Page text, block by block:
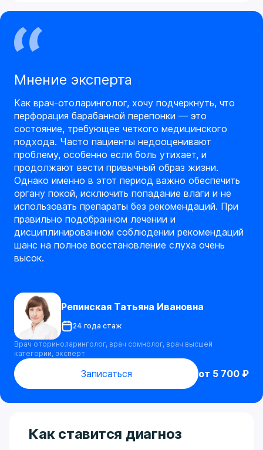
Мнение эксперта
Как врач-отоларинголог, хочу подчеркнуть, что
перфорация барабанной перепонки — это
состояние, требующее четкого медицинского
подхода. Часто пациенты недооценивают
проблему, особенно если боль утихает, и
продолжают вести привычный образ жизни.
Однако именно в этот период важно обеспечить
органу покой, исключить попадание влаги и не
использовать препараты без рекомендаций. При
правильно подобранном лечении и
дисциплинированном соблюдении рекомендаций
шанс на полное восстановление слуха очень
высок.
Репинская Татьяна Ивановна
24 года стаж
Врач оториноларинголог, врач сомнолог, врач высшей
категории, эксперт
от 5 700 ₽
Записаться
Как ставится диагноз